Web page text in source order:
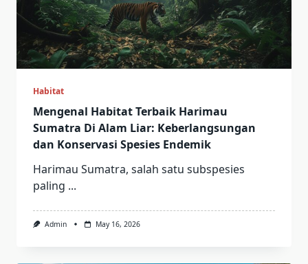
Habitat
Mengenal Habitat Terbaik Harimau
Sumatra Di Alam Liar: Keberlangsungan
dan Konservasi Spesies Endemik
Harimau Sumatra, salah satu subspesies
paling ...
Admin May 16, 2026